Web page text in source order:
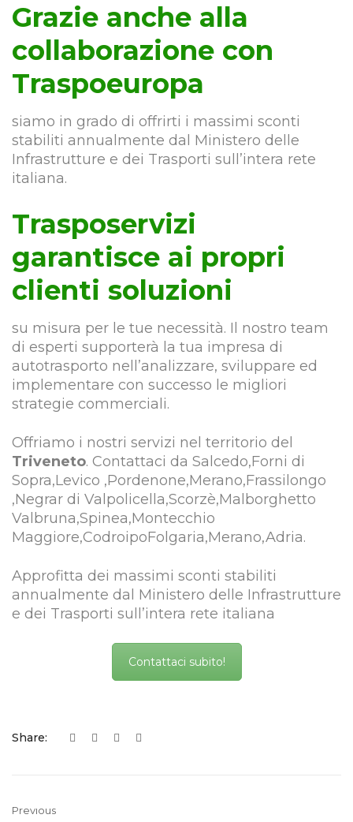
Grazie anche alla
collaborazione con
Traspoeuropa
siamo in grado di offrirti i massimi sconti
stabiliti annualmente dal Ministero delle
Infrastrutture e dei Trasporti sull’intera rete
italiana.
Trasposervizi
garantisce ai propri
clienti soluzioni
su misura per le tue necessità. Il nostro team
di esperti supporterà la tua impresa di
autotrasporto nell’analizzare, sviluppare ed
implementare con successo le migliori
strategie commerciali.
Offriamo i nostri servizi nel territorio del
Triveneto. Contattaci da Salcedo,Forni di
Sopra,Levico ,Pordenone,Merano,Frassilongo
,Negrar di Valpolicella,Scorzè,Malborghetto
Valbruna,Spinea,Montecchio
Maggiore,CodroipoFolgaria,Merano,Adria.
Approfitta dei massimi sconti stabiliti
annualmente dal Ministero delle Infrastrutture
e dei Trasporti sull’intera rete italiana
Contattaci subito!
Share:
Previous